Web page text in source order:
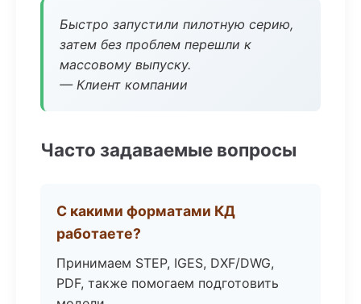
Быстро запустили пилотную серию,
затем без проблем перешли к
массовому выпуску.
— Клиент компании
Часто задаваемые вопросы
С какими форматами КД
работаете?
Принимаем STEP, IGES, DXF/DWG,
PDF, также помогаем подготовить